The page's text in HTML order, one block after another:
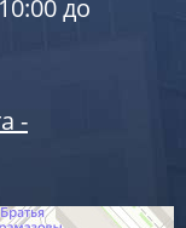
до
-